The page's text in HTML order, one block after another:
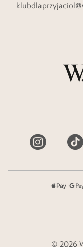
© 2026